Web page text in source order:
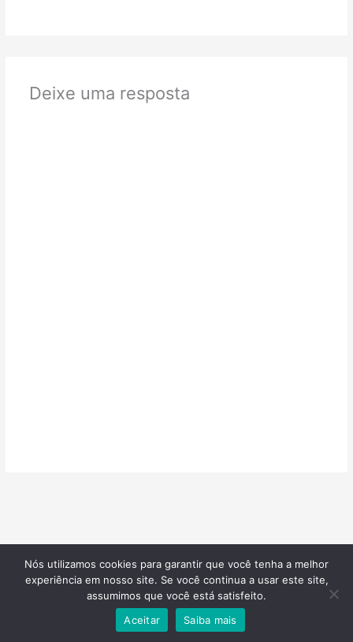
Deixe uma resposta
Confeitarias de Sucesso
| Todos os direitos reservados |
Desenvolvido por
Blotzads Network
Nós utilizamos cookies para garantir que você tenha a melhor
experiência em nosso site. Se você continua a usar este site,
assumimos que você está satisfeito.
Aceitar
Saiba mais